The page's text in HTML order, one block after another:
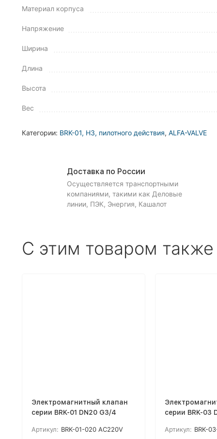
Материал корпуса
Напряжение
Ширина
Длина
Высота
Вес
Категории: BRK-01, НЗ, пилотного действия, ALFA-VALVE
Доставка по России
Осуществляется транспортными
компаниями, такими как Деловые
линии, ПЭК, Энергия, Кашалот
С этим товаром
Электромагнитный клапан
серии BRK-01 DN20 G3/4
Артикул: BRK-01-020 AC220V
серии BRK-03
Артикул: BRK-